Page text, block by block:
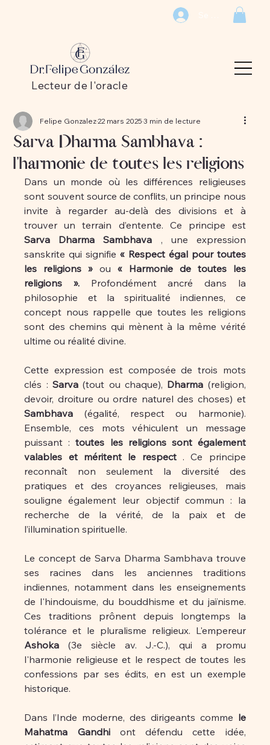
Se connecter
Lecteur de l'oracle
Sarva Dharma Sambhava :
l'harmonie de toutes les religions
Felipe Gonzalez22 mars 20253 min de lecture
Dans un monde où les différences religieuses
sont souvent source de conflits, un principe nous
invite à regarder au-delà des divisions et à
trouver un terrain d’entente. Ce principe est
Sarva Dharma Sambhava , une expression
sanskrite qui signifie « Respect égal pour toutes
les religions » ou « Harmonie de toutes les
religions ». Profondément ancré dans la
philosophie et la spiritualité indiennes, ce
concept nous rappelle que toutes les religions
sont des chemins qui mènent à la même vérité
ultime ou réalité divine.
Cette expression est composée de trois mots
clés : Sarva (tout ou chaque), Dharma (religion,
devoir, droiture ou ordre naturel des choses) et
Sambhava (égalité, respect ou harmonie).
Ensemble, ces mots véhiculent un message
puissant : toutes les religions sont également
valables et méritent le respect . Ce principe
reconnaît non seulement la diversité des
pratiques et des croyances religieuses, mais
souligne également leur objectif commun : la
recherche de la vérité, de la paix et de
l’illumination spirituelle.
Le concept de Sarva Dharma Sambhava trouve
ses racines dans les anciennes traditions
indiennes, notamment dans les enseignements
de l'hindouisme, du bouddhisme et du jaïnisme.
Ces traditions prônent depuis longtemps la
tolérance et le pluralisme religieux. L'empereur
Ashoka (3e siècle av. J.-C.), qui a promu
l'harmonie religieuse et le respect de toutes les
confessions par ses édits, en est un exemple
historique.
Dans l’Inde moderne, des dirigeants comme le
Mahatma Gandhi ont défendu cette idée,